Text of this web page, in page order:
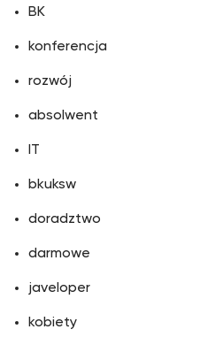
BK
konferencja
rozwój
absolwent
IT
bkuksw
doradztwo
darmowe
javeloper
kobiety